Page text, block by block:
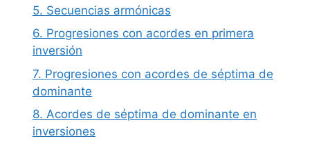
5. Secuencias armónicas
6. Progresiones con acordes en primera
inversión
7. Progresiones con acordes de séptima de
dominante
8. Acordes de séptima de dominante en
inversiones